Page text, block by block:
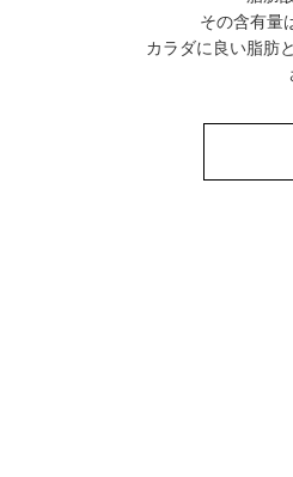
その含有量
カラダに良い脂肪